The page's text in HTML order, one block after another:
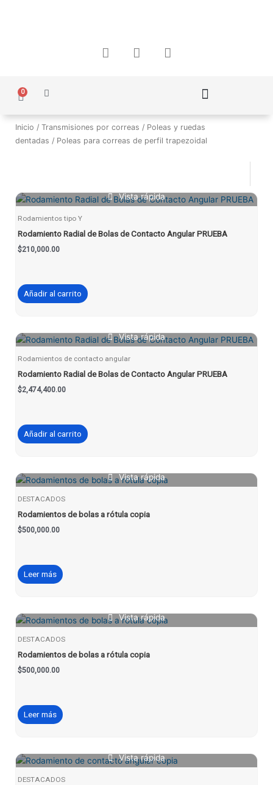
F
a
o
k
I
n
r
a
m
W
h
p
p
0
Carrito
Inicio / Transmisiones por correas / Poleas y ruedas
dentadas / Poleas para correas de perfil trapezoidal
Vista rápida
Rodamientos tipo Y
Rodamiento Radial de Bolas de Contacto Angular PRUEBA
$210,000.00
Añadir al carrito
Vista rápida
Rodamientos de contacto angular
Rodamiento Radial de Bolas de Contacto Angular PRUEBA
$2,474,400.00
Añadir al carrito
Vista rápida
DESTACADOS
Rodamientos de bolas a rótula copia
$500,000.00
Leer más
Vista rápida
DESTACADOS
Rodamientos de bolas a rótula copia
$500,000.00
Leer más
Vista rápida
DESTACADOS